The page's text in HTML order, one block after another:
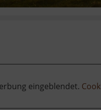
eingeblendet.